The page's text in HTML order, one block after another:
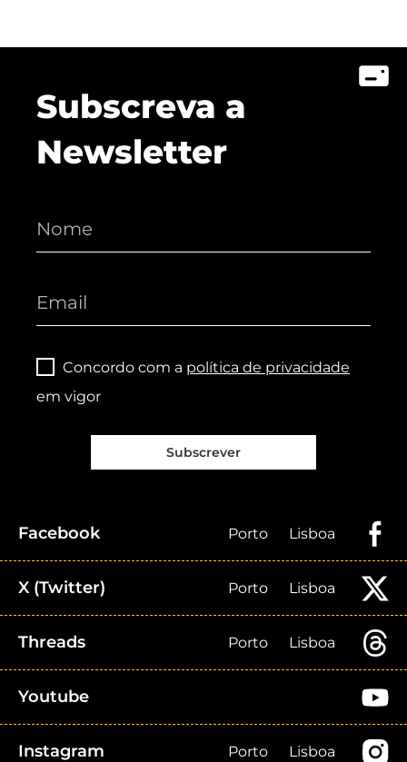
Subscreva a
Newsletter
Concordo com a política de privacidade
em vigor
Subscrever
Facebook Porto Lisboa
X (Twitter) Porto Lisboa
Threads Porto Lisboa
Youtube
Instagram Porto Lisboa